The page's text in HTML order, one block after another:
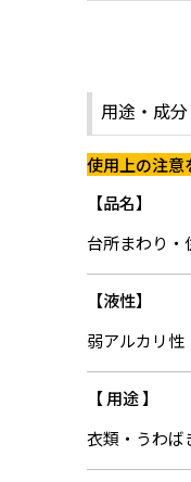
用途・成
使用上の注意
品名
台所まわり・
液性
弱アルカリ性
用途
衣類・うわば